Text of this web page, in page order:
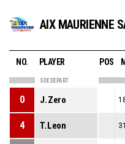
AIX MAURIENNE
NO. PLAYER POS
5 DE DEPART
0 J. Zero
4 T. Leon